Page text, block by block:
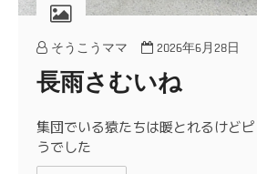
そうこうママ 2026年6月28日
長雨さむいね
集団でいる猿たちは暖とれるけど
うでした